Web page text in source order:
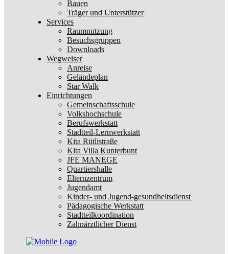
Bauen
Träger und Unterstützer
Services
Raumnutzung
Besuchsgruppen
Downloads
Wegweiser
Anreise
Geländeplan
Star Walk
Einrichtungen
Gemeinschaftsschule
Volkshochschule
Berufswerkstatt
Stadtteil-Lernwerkstatt
Kita Rütlistraße
Kita Villa Kunterbunt
JFE MANEGE
Quartiershalle
Elternzentrum
Jugendamt
Kinder- und Jugend-gesundheitsdienst
Pädagogische Werkstatt
Stadtteilkoordination
Zahnärztlicher Dienst